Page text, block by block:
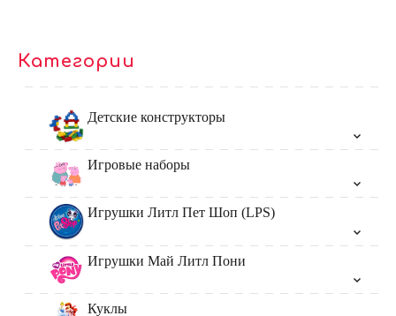
Категории
Детские конструкторы
Игровые наборы
Игрушки Литл Пет Шоп (LPS)
Игрушки Май Литл Пони
Куклы